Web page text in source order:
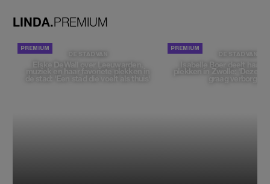
LINDA.PREMIUM
DE STAD VAN
Elske DeWall over Leeuwarden,
muziek en haar favoriete plekken in
de stad: 'Een stad die voelt als thuis'
DE STAD VAN
Isabelle Boer deelt haar
plekken in Zwolle: 'Deze
graag verborgen'